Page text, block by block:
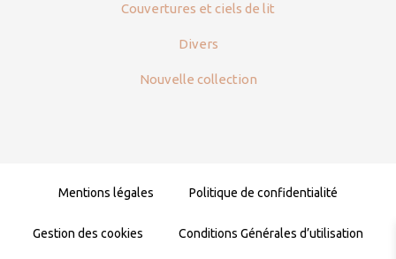
Couvertures et ciels de lit
Divers
Nouvelle collection
Mentions légales Politique de confidentialité
Gestion des cookies Conditions Générales d’utilisation